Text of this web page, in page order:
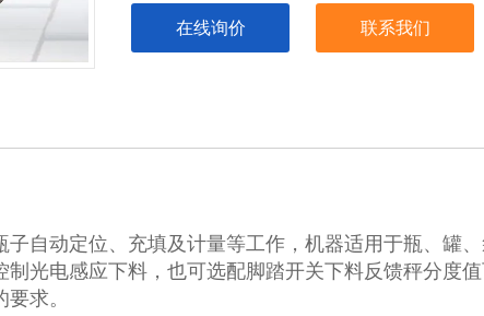
在线询价 联系我们
自动定位、充填及计量等工作，机器适用于瓶、罐
光电感应下料，也可选配脚踏开关下料反馈秤分度
求。